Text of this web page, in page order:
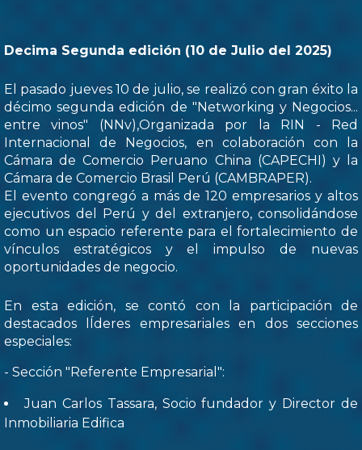
Decima Segunda edición (10 de Julio del 2025)
El pasado jueves 10 de julio, se realizó con gran éxito la
décimo segunda edición de "Networking y Negocios...
entre vinos" (NNv),Organizada por la RIN - Red
Internacional de Negocios, en colaboración con la
Cámara de Comercio Peruano China (CAPECHI) y la
Cámara de Comercio Brasil Perú (CAMBRAPER).
El evento congregó a más de 120 empresarios y altos
ejecutivos del Perú y del extranjero, consolidándose
como un espacio referente para el fortalecimiento de
vínculos estratégicos y el impulso de nuevas
oportunidades de negocio.
En esta edición, se contó con la participación de
destacados lÍderes empresariales en dos secciones
especiales:
- Sección "Referente Empresarial":
Juan Carlos Tassara, Socio fundador y Director de
Inmobiliaria Edifica